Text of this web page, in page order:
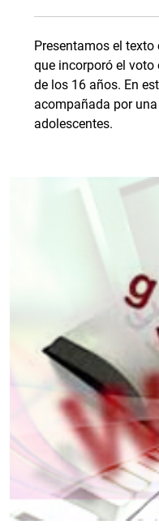
Presentamos el texto
que incorporó el
de los 16 años. En
acompañada por
adolescentes.